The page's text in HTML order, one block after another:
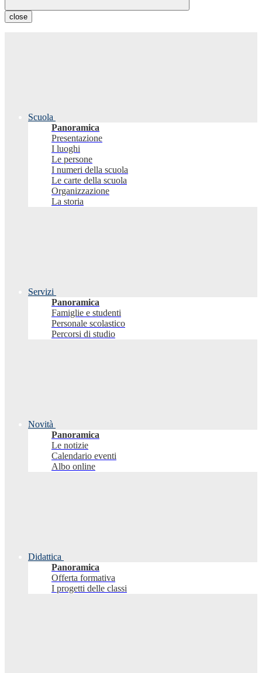
close
Scuola
Panoramica
Presentazione
I luoghi
Le persone
I numeri della scuola
Le carte della scuola
Organizzazione
La storia
Servizi
Panoramica
Famiglie e studenti
Personale scolastico
Percorsi di studio
Novità
Panoramica
Le notizie
Calendario eventi
Albo online
Didattica
Panoramica
Offerta formativa
I progetti delle classi